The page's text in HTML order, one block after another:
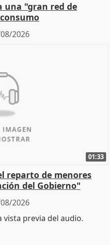
una "gran red de
2026
01:33
reparto de menores
del Gobierno"
2026